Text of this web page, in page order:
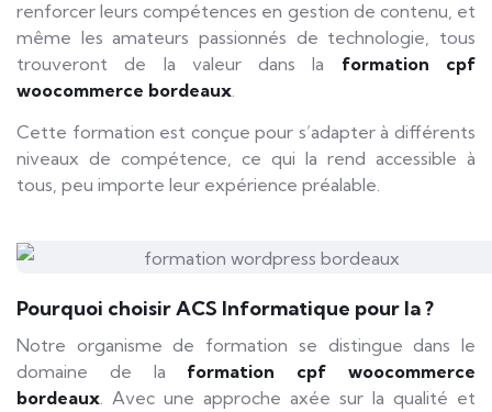
renforcer leurs compétences en gestion de contenu, et
même les amateurs passionnés de technologie, tous
trouveront de la valeur dans la formation cpf
woocommerce bordeaux
Cette formation est conçue pour s’adapter à différents
niveaux de compétence, ce qui la rend accessible à
tous, peu importe leur expérience préalable.
Pourquoi choisir ACS Informatique pour la ?
Notre organisme de formation se distingue dans le
domaine de la formation cpf woocommerce
bordeaux. Avec une approche axée sur la qualité et